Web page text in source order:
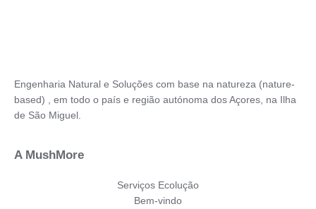
Engenharia Natural e Soluções com base na natureza (nature-
based) , em todo o país e região autónoma dos Açores, na Ilha
de São Miguel.
A MushMore
Serviços Ecolução
Bem-vindo